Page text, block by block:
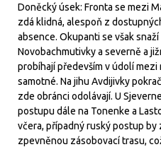
Doněcký úsek: Fronta se mezi
zdá klidná, alespoň z
absence. Okupanti se však
Novobachmutivky a severně a
probíhají především v údolí mezi
samotné. Na jihu Avdijivky
zde obránci odolávají. U
postupu dále na Tonenke a
včera, případný ruský postup
zpevněnou zásobovací trasu,